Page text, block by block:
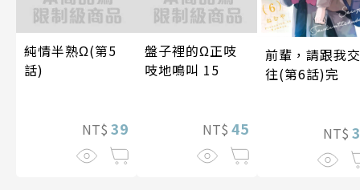
純情半熟Ω(第5
話)
NT$ 39
盤子裡的Ω正吱
吱地鳴叫 15
NT$ 45
前輩，請跟我交
往(第6話)完
NT$